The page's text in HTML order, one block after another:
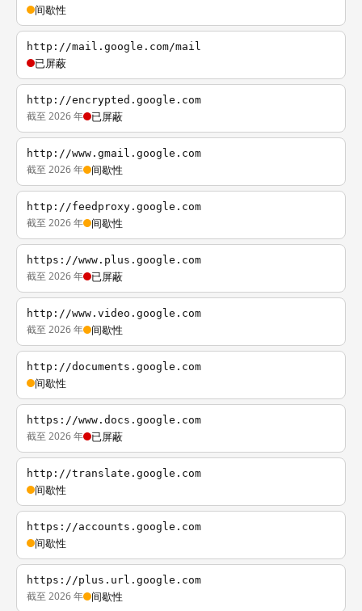
间歇性
http://mail.google.com/mail
已屏蔽
http://encrypted.google.com
截至 2026 年 已屏蔽
http://www.gmail.google.com
截至 2026 年 间歇性
http://feedproxy.google.com
截至 2026 年 间歇性
https://www.plus.google.com
截至 2026 年 已屏蔽
http://www.video.google.com
截至 2026 年 间歇性
http://documents.google.com
间歇性
https://www.docs.google.com
截至 2026 年 已屏蔽
http://translate.google.com
间歇性
https://accounts.google.com
间歇性
https://plus.url.google.com
截至 2026 年 间歇性